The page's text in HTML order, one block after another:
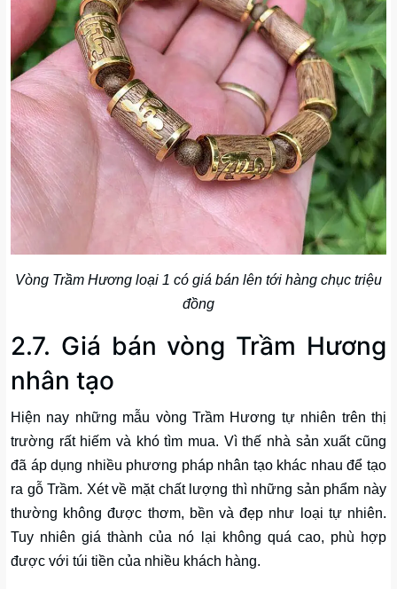
Vòng Trầm Hương loại 1 có giá bán lên tới hàng chục triệu
đồng
2.7. Giá bán vòng Trầm Hương
nhân tạo
Hiện nay những mẫu vòng Trầm Hương tự nhiên trên thị
trường rất hiếm và khó tìm mua. Vì thế nhà sản xuất cũng
đã áp dụng nhiều phương pháp nhân tạo khác nhau để tạo
ra gỗ Trầm. Xét về mặt chất lượng thì những sản phẩm này
thường không được thơm, bền và đẹp như loại tự nhiên.
Tuy nhiên giá thành của nó lại không quá cao, phù hợp
được với túi tiền của nhiều khách hàng.